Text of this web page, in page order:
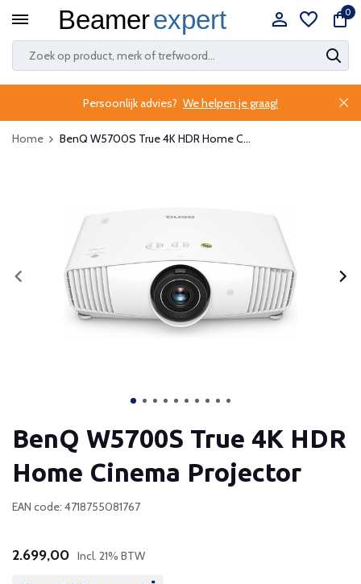
0
Persoonlijk advies? We helpen je graag!
Home BenQ W5700S True 4K HDR Home C...
BenQ W5700S True 4K HDR
Home Cinema Projector
EAN code: 4718755081767
2.699,00 Incl. 21% BTW